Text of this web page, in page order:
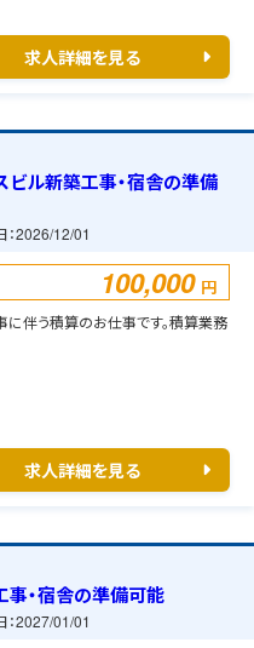
求人詳細を見る
ビル新築工事・宿舎の準備
2026/12/01
100,000 円
伴う積算のお仕事です。積算業務
求人詳細を見る
事・宿舎の準備可能
2027/01/01